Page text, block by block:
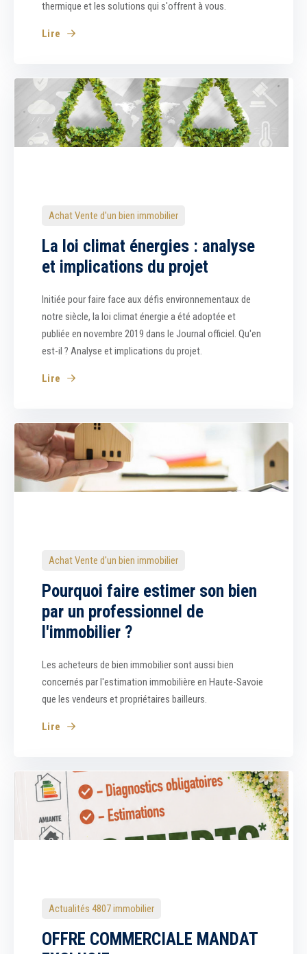
thermique et les solutions qui s'offrent à vous.
Lire
Achat Vente d'un bien immobilier
La loi climat énergies : analyse
et implications du projet
Initiée pour faire face aux défis environnementaux de
notre siècle, la loi climat énergie a été adoptée et
publiée en novembre 2019 dans le Journal officiel. Qu'en
est-il ? Analyse et implications du projet.
Lire
Achat Vente d'un bien immobilier
Pourquoi faire estimer son bien
par un professionnel de
l'immobilier ?
Les acheteurs de bien immobilier sont aussi bien
concernés par l'estimation immobilière en Haute-Savoie
que les vendeurs et propriétaires bailleurs.
Lire
Actualités 4807 immobilier
OFFRE COMMERCIALE MANDAT